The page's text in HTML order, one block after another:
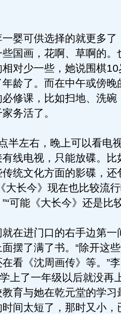
可供选择的就更多了
国画，花啊、草啊的。
对少一些，她说围棋
龄了。而在中午或傍晚
修课，比如扫地、洗碗
务活了。
左右，晚上可以看电
线电视，只能放碟。比
统文化方面的影碟，还
大长今》现在也比较流
可能《大长今》还是比
进门口的右手边第一
摆了满了书。“除开这
看《沈周画传》等。”
上了一年级以后就没再
育与她在乾元堂的学习
间太短了，那时又小，